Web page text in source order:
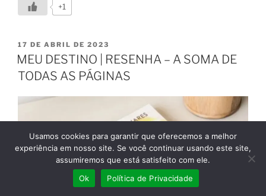
+1
17 DE ABRIL DE 2023
MEU DESTINO | RESENHA – A SOMA DE
TODAS AS PÁGINAS
Usamos cookies para garantir que oferecemos a melhor
experiência em nosso site. Se você continuar usando este site,
assumiremos que está satisfeito com ele.
Ok
Política de Privacidade